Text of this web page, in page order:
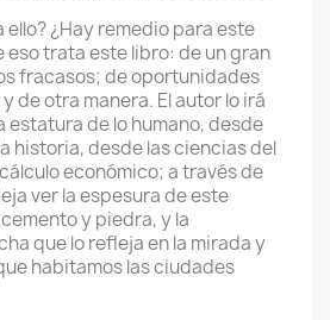
ello? ¿Hay remedio para este
eso trata este libro: de un gran
fracasos; de oportunidades
de otra manera. El autor lo irá
estatura de lo humano, desde
historia, desde las ciencias del
económico; a través de
ver la espesura de este
y piedra, y la
que lo refleja en la mirada y
habitamos las ciudades